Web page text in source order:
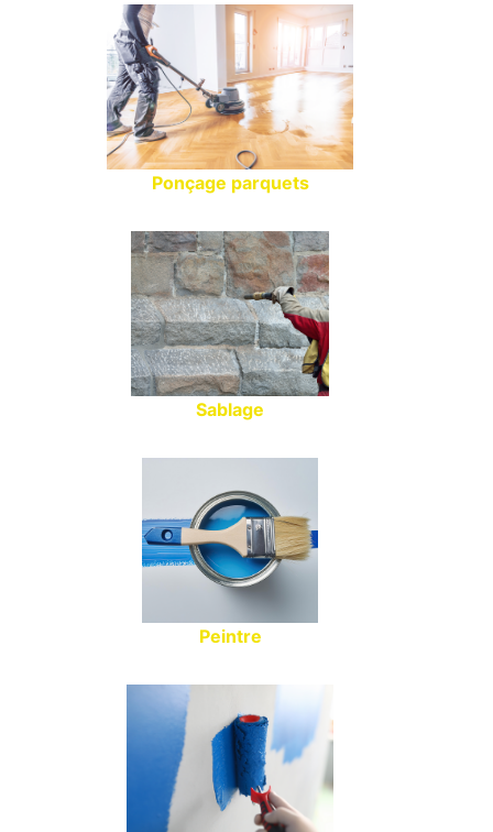
Ponçage parquets
Sablage
Peintre